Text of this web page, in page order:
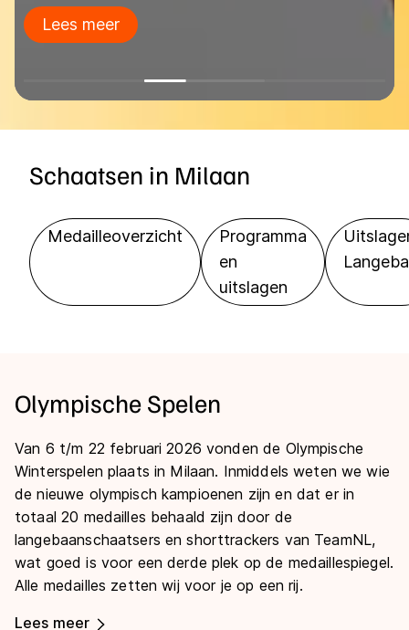
Lees meer
Schaatsen in Milaan
Medailleoverzicht
Programma
en
uitslagen
Olympische Spelen
Van 6 t/m 22 februari 2026 vonden de Olympische
Winterspelen plaats in Milaan. Inmiddels weten we wie
de nieuwe olympisch kampioenen zijn en dat er in
totaal 20 medailles behaald zijn door de
langebaanschaatsers en shorttrackers van TeamNL,
wat goed is voor een derde plek op de medaillespiegel.
Alle medailles zetten wij voor je op een rij.
Lees meer